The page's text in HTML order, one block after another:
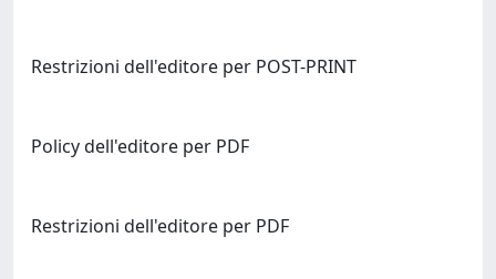
Restrizioni dell'editore per POST-PRINT
Policy dell'editore per PDF
Restrizioni dell'editore per PDF